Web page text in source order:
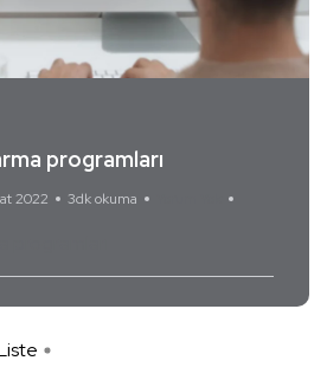
programları
2022 3dk okuma